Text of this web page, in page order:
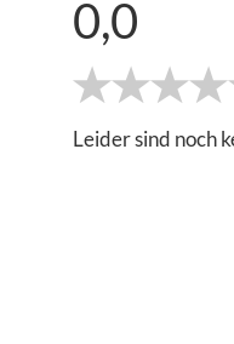
0,0
Leider sind noch